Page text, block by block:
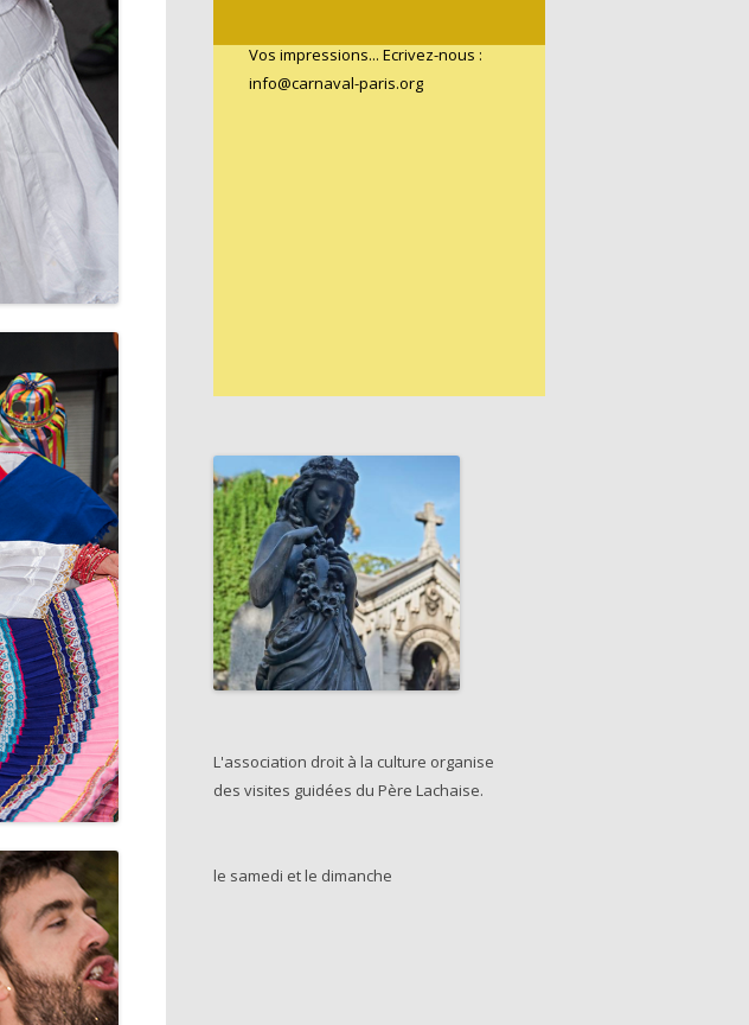
Vos impressions... Ecrivez-nous :
info@carnaval-paris.org
L'association droit à la culture organise
des visites guidées du Père Lachaise.
le samedi et le dimanche